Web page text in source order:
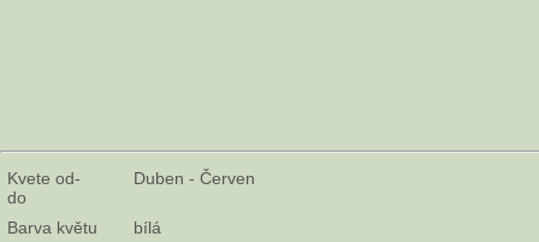
Kvete od-
do
Duben - Červen
Barva květu
bílá